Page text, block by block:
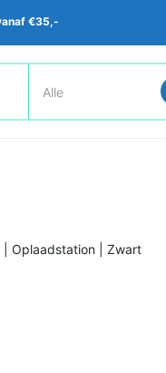
€35,-
| Oplaadstation | Zwart